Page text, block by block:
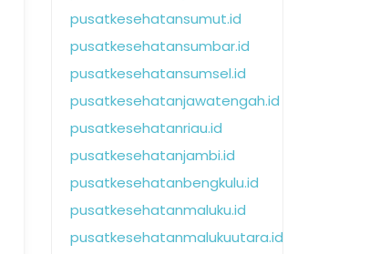
pusatkesehatansumut.id
pusatkesehatansumbar.id
pusatkesehatansumsel.id
pusatkesehatanjawatengah.id
pusatkesehatanriau.id
pusatkesehatanjambi.id
pusatkesehatanbengkulu.id
pusatkesehatanmaluku.id
pusatkesehatanmalukuutara.id